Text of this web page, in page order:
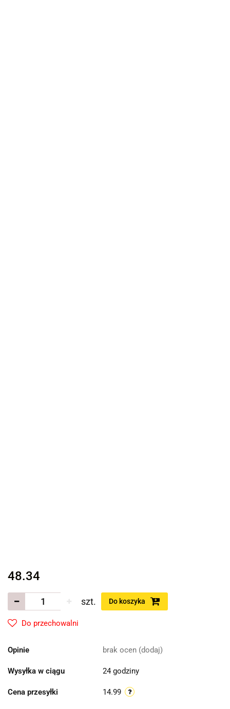
48.34
szt. Do koszyka
Do przechowalni
Opinie brak ocen (dodaj)
Wysyłka w ciągu 24 godziny
Cena przesyłki 14.99